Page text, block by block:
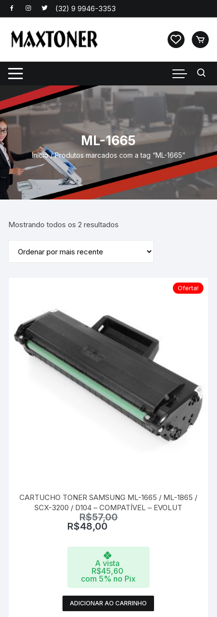
Pular
para
conteúdo
ML-1665
Início/ Produtos marcados com a tag “ML-1665”
Mostrando todos os 2 resultados
Oferta!
CARTUCHO TONER SAMSUNG ML-1665 / ML-1865 /
SCX-3200 / D104 – COMPATÍVEL – EVOLUT
R$57,00
R$48,00
A vista
R$45,60
com 5% no Pix
ADICIONAR AO CARRINHO